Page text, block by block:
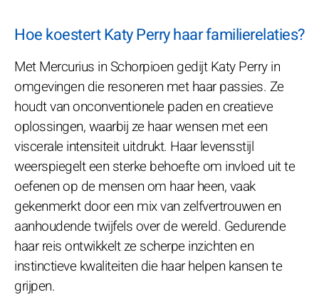
Hoe koestert Katy Perry haar familierelaties?
Met Mercurius in Schorpioen gedijt Katy Perry in
omgevingen die resoneren met haar passies. Ze
houdt van onconventionele paden en creatieve
oplossingen, waarbij ze haar wensen met een
viscerale intensiteit uitdrukt. Haar levensstijl
weerspiegelt een sterke behoefte om invloed uit te
oefenen op de mensen om haar heen, vaak
gekenmerkt door een mix van zelfvertrouwen en
aanhoudende twijfels over de wereld. Gedurende
haar reis ontwikkelt ze scherpe inzichten en
instinctieve kwaliteiten die haar helpen kansen te
grijpen.